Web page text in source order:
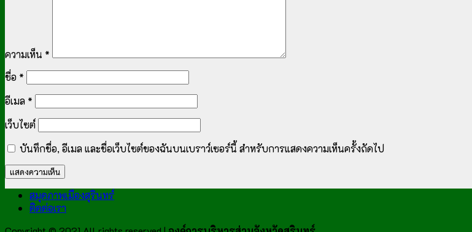
ความเห็น *
ชื่อ *
อีเมล *
เว็บไซต์
บันทึกชื่อ, อีเมล และชื่อเว็บไซต์ของฉันบนเบราว์เซอร์นี้ สำหรับการแสดงความเห็นครั้งถัดไป
สมุดภาพเมืองสุรินทร์
ติดต่อเรา